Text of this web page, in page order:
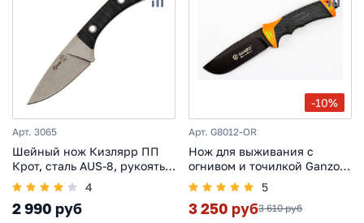
Арт. 3065
Шейный нож Кизлярр ПП
Крот, сталь AUS-8, рукоять
пластик
4
2 990 руб
-10%
Арт. G8012-OR
Нож для выживания с
огнивом и точилкой Ganzo
G8012, черно-оранжевый
5
3 250 руб3 610 руб